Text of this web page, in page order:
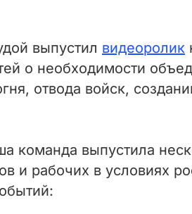
выпустил видеоролик
о необходимости
отвода войск,
команда выпустила
и рабочих в условиях